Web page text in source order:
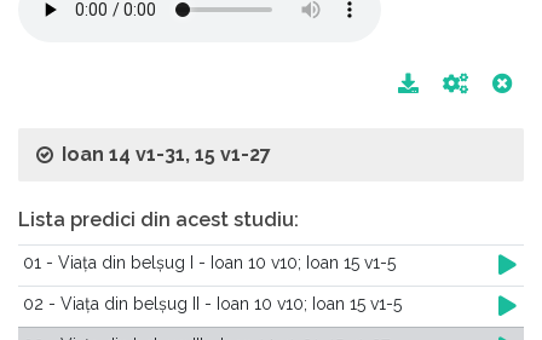
Ioan 14 v1-31, 15 v1-27
Lista predici din acest studiu:
01 - Viața din belșug I - Ioan 10 v10; Ioan 15 v1-5
02 - Viața din belșug II - Ioan 10 v10; Ioan 15 v1-5